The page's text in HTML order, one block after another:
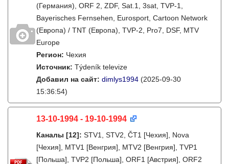
(Германия), ORF 2, ZDF, Sat.1, 3sat, TVP-1,
Bayerisches Fernsehen, Eurosport, Cartoon Network
(Европа) / TNT (Европа), TVP-2, Pro7, DSF, MTV
Europe
Регион: Чехия
Источник: Týdeník televize
Добавил на сайт: dimlys1994 (2025-09-30
15:36:54)
13-10-1994 - 19-10-1994
Каналы [12]: STV1, STV2, ČT1 [Чехия], Nova
[Чехия], MTV1 [Венгрия], MTV2 [Венгрия], TVP1
[Польша], TVP2 [Польша], ORF1 [Австрия], ORF2